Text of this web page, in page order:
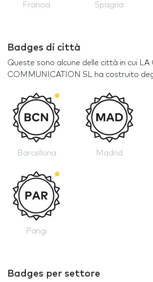
Francia Spagna
Badges di città
Queste sono alcune delle città in cui LA
COMMUNICATION SL ha costruito
Barcellona Madrid
Parigi
Badges per settore